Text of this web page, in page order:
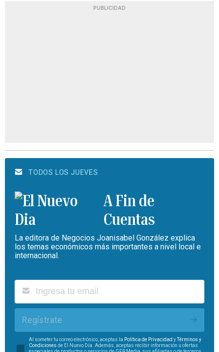
PUBLICIDAD
TODOS LOS JUEVES
A Fin de
Cuentas
La editora de Negocios Joanisabel González explica
los temas económicos más importantes a nivel local e
internacional.
Regístrate
Al someter tu correo electrónico, aceptas la Política de Privacidad yTérminos y
Condiciones de El Nuevo Día. Además, aceptas recibir información u ofertas